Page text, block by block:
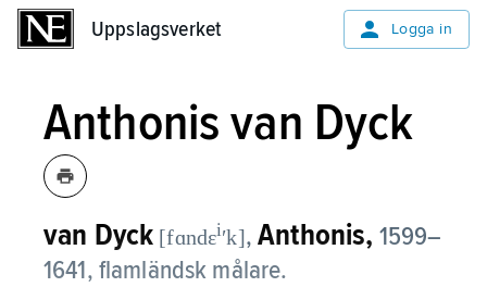
Uppslagsverket Logga in
Anthonis van Dyck
van Dyck [fɑndɛiʹk],Anthonis, 1599–
1641, flamländsk målare.